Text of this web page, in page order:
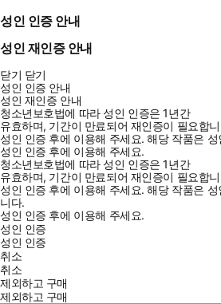
성인 인증 안내
성인 재인증 안내
닫기 닫기
성인 인증 안내
성인 재인증 안내
청소년보호법에 따라 성인 인증은 1년간
유효하며, 기간이 만료되어 재인증이 필요합
성인 인증 후에 이용해 주세요.해당 작품은
성인 인증 후에 이용해 주세요.
청소년보호법에 따라 성인 인증은 1년간
유효하며, 기간이 만료되어 재인증이 필요합
성인 인증 후에 이용해 주세요.해당 작품은
니다.
성인 인증 후에 이용해 주세요.
성인 인증
성인 인증
취소
취소
제외하고 구매
제외하고 구매